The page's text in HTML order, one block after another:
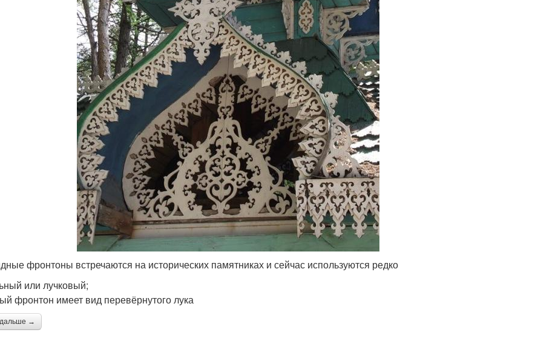
фронтоны встречаются на исторических памятниках и сейчас используются редко
или лучковый;
фронтон имеет вид перевёрнутого лука
дальше →